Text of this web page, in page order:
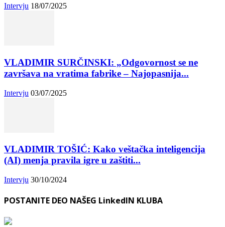
Intervju 18/07/2025
VLADIMIR SURČINSKI: „Odgovornost se ne
završava na vratima fabrike – Najopasnija...
Intervju 03/07/2025
VLADIMIR TOŠIĆ: Kako veštačka inteligencija
(AI) menja pravila igre u zaštiti...
Intervju 30/10/2024
POSTANITE DEO NAŠEG LinkedIN KLUBA